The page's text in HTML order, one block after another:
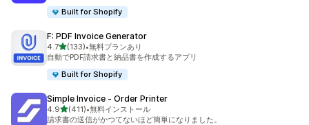
Built for Shopify
F: PDF Invoice Generator
4.75つ星中
(133)
合計レビュー数：133件
•無料プランあり
自動でPDF請求書と納品書を作成するアプリ
Built for Shopify
Simple Invoice ‑ Order Printer
4.95つ星中
(411)
合計レビュー数：411件
•無料インストール
請求書の送信がかつてないほど簡単になりました。